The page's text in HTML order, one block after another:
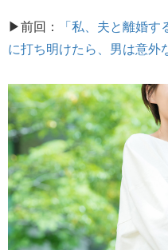
▶前回：
「私、夫と離婚
に打ち明けたら、男は意